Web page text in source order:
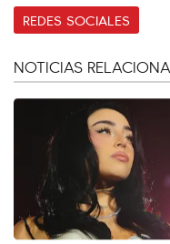
REDES SOCIALES
NOTICIAS